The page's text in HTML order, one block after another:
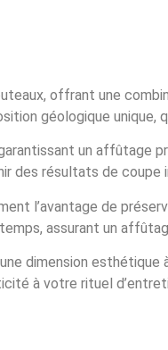
offrant une
géologique
un affûtage
des résultats de
l’avantage de
assurant un
dimension
à votre rituel